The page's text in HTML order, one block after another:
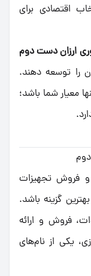
اقتصادی برای
ارزان دست دوم
را توسعه دهند.
معیار شما باشد؛
و فروش تجهیزات
گزینه باشد.
فروش و ارائه
یکی از نام‌های